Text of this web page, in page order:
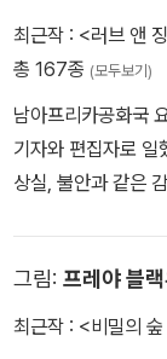
서 울타리 밑에서,
다. 그러던 어느 날,
최근작 : <러브 앤
총 167종 (모두보기)
남아프리카공화국
기자와 편집자로 일
상실, 불안과 같은
이상의 책을 출간하
협회에서 선정한 ‘올
그림: 프레야 블
최근작 : <비밀의